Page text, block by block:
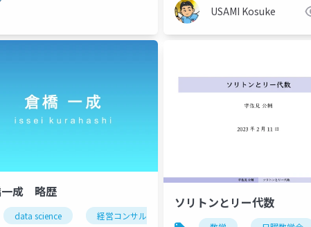
USAMI Kosuke
一成 略歴
data science 経営コンサルティング データ駆動 アート
ソリトンとリー代数